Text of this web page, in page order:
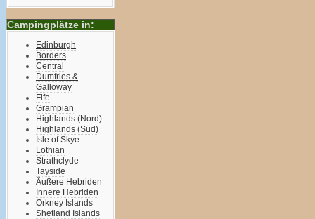
Campingplätze in:
Edinburgh
Borders
Central
Dumfries &
Galloway
Fife
Grampian
Highlands (Nord)
Highlands (Süd)
Isle of Skye
Lothian
Strathclyde
Tayside
Äußere Hebriden
Innere Hebriden
Orkney Islands
Shetland Islands